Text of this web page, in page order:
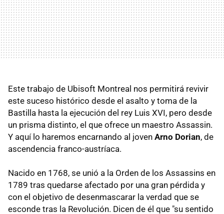
Este trabajo de Ubisoft Montreal nos permitirá revivir
este suceso histórico desde el asalto y toma de la
Bastilla hasta la ejecución del rey Luis XVI, pero desde
un prisma distinto, el que ofrece un maestro Assassin.
Y aquí lo haremos encarnando al joven Arno Dorian, de
ascendencia franco-austríaca.
Nacido en 1768, se unió a la Orden de los Assassins en
1789 tras quedarse afectado por una gran pérdida y
con el objetivo de desenmascarar la verdad que se
esconde tras la Revolución. Dicen de él que "su sentido